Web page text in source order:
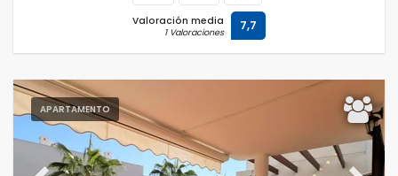
Valoración media
1 Valoraciones 7,7
APARTAMENTO